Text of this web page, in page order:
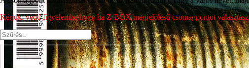
Kérjük, vedd figyelembe hogy ha Z-BOX megjelölésű csomagpontot